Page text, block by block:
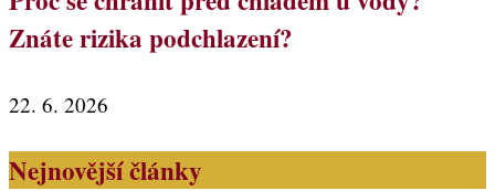
Znáte rizika podchlazení?
22. 6. 2026
Nejnovější články